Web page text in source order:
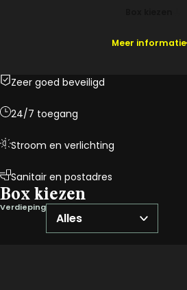
Meer informatie
Zeer goed beveiligd
24/7 toegang
Stroom en verlichting
Sanitair en postadres
Box kiezen
Verdieping